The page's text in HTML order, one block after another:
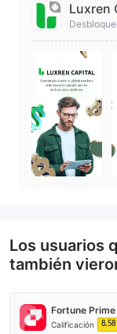
Luxren
Los usuarios
también
Calificación 8.58